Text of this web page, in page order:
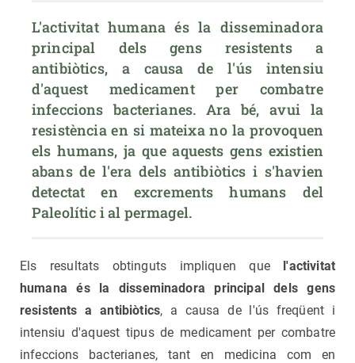
L'activitat humana és la disseminadora
principal dels gens resistents a
antibiòtics, a causa de l'ús intensiu
d'aquest medicament per combatre
infeccions bacterianes. Ara bé, avui la
resistència en si mateixa no la provoquen
els humans, ja que aquests gens existien
abans de l'era dels antibiòtics i s'havien
detectat en excrements humans del
Paleolític i al permagel.
Els resultats obtinguts impliquen que l'activitat
humana és la disseminadora principal dels gens
resistents a antibiòtics, a causa de l'ús freqüent i
intensiu d'aquest tipus de medicament per combatre
infeccions bacterianes, tant en medicina com en